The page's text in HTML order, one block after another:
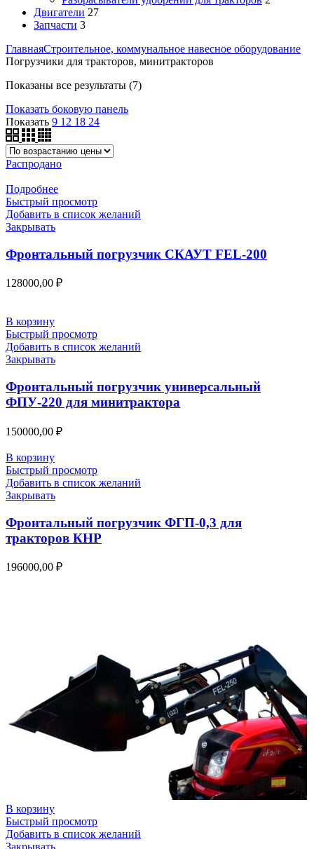
Двигатели 27
Запчасти 3
ГлавнаяСтроительное, коммунальное навесное оборудование
Погрузчики для тракторов, минитракторов
Показаны все результаты (7)Цены:
Показать боковую панель
Показать 9 12 18 24
Распродано
Подробнее
Быстрый просмотр
Добавить в список желаний
Закрывать
Фронтальный погрузчик СКАУТ FEL-200
128000,00 ₽
В корзину
Быстрый просмотр
Добавить в список желаний
Закрывать
Фронтальный погрузчик универсальный
ФПУ-220 для минитрактора
150000,00 ₽
В корзину
Быстрый просмотр
Добавить в список желаний
Закрывать
Фронтальный погрузчик ФГП-0,3 для
тракторов КНР
196000,00 ₽
В корзину
Быстрый просмотр
Добавить в список желаний